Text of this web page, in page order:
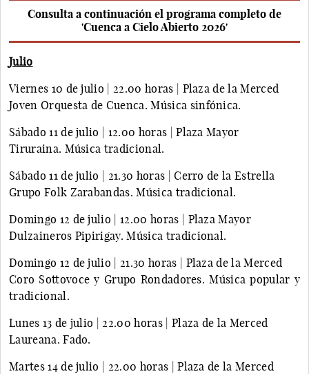
Consulta a continuación el programa completo de
'Cuenca a Cielo Abierto 2026'
Julio
Viernes 10 de julio | 22.00 horas | Plaza de la Merced
Joven Orquesta de Cuenca. Música sinfónica.
Sábado 11 de julio | 12.00 horas | Plaza Mayor
Tiruraina. Música tradicional.
Sábado 11 de julio | 21.30 horas | Cerro de la Estrella
Grupo Folk Zarabandas. Música tradicional.
Domingo 12 de julio | 12.00 horas | Plaza Mayor
Dulzaineros Pipirigay. Música tradicional.
Domingo 12 de julio | 21.30 horas | Plaza de la Merced
Coro Sottovoce y Grupo Rondadores. Música popular y
tradicional.
Lunes 13 de julio | 22.00 horas | Plaza de la Merced
Laureana. Fado.
Martes 14 de julio | 22.00 horas | Plaza de la Merced